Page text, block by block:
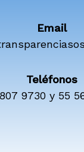
Email
Teléfonos
9730 y 55